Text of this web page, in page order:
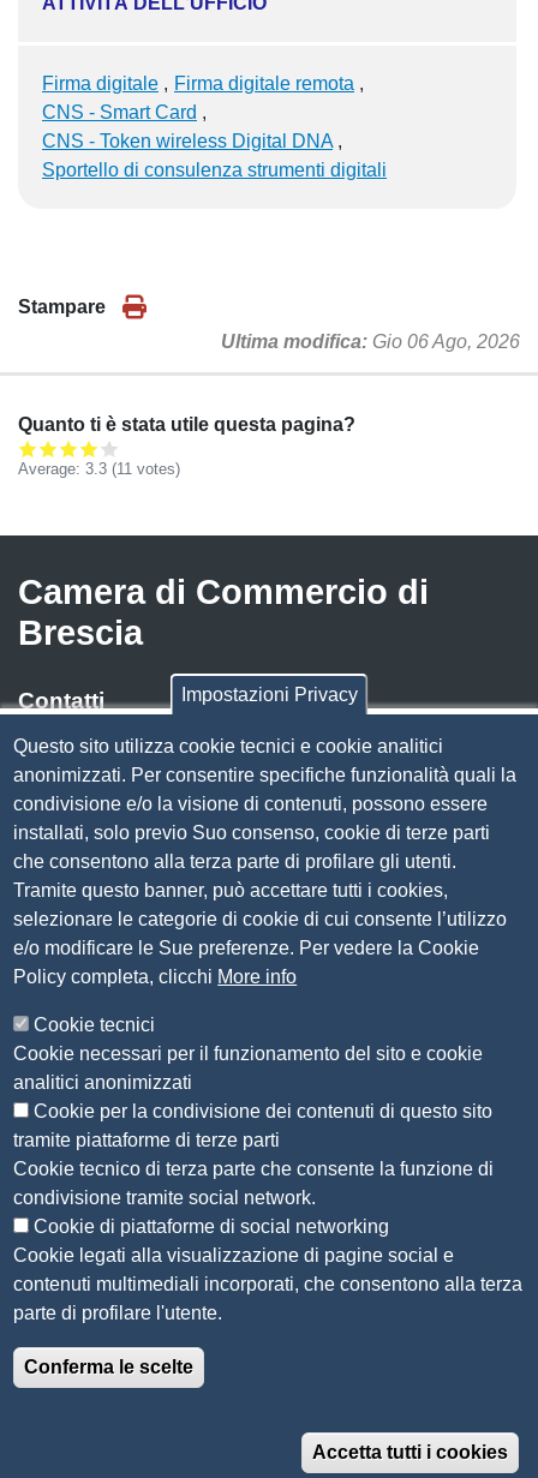
Firma digitale
Firma digitale remota
CNS - Smart Card
CNS - Token wireless Digital DNA
Sportello di consulenza strumenti digitali
Stampare
Ultima modifica
Gio 06 Ago, 2026
Quanto ti è stata utile questa pagina?
Average: 3.3 (11 votes)
Camera di Commercio di
Brescia
Contatti
Via Luigi Einaudi, 23, 25121 Brescia BS
Tel. 030 37251
PECcamera.brescia@bs.legalmail.camcom.it
P.IVA 00859790172
C.F. 80013870177
Contatti
Amministrazione Trasparente
Organizzazione
Bandi di concorso
Bandi di gara e contratti
Provvedimenti
Attività e procedimenti
Seguici su
Sito web
Accesso riservato
Mappa del sito
Impostazioni Privacy
Questo sito utilizza cookie tecnici e cookie analitici
anonimizzati. Per consentire specifiche funzionalità quali la
condivisione e/o la visione di contenuti, possono essere
installati, solo previo Suo consenso, cookie di terze parti
che consentono alla terza parte di profilare gli utenti.
Tramite questo banner, può accettare tutti i cookies,
selezionare le categorie di cookie di cui consente l’utilizzo
e/o modificare le Sue preferenze. Per vedere la Cookie
Policy completa, clicchi More info
Cookie tecnici
Cookie necessari per il funzionamento del sito e cookie
analitici anonimizzati
Cookie per la condivisione dei contenuti di questo sito
tramite piattaforme di terze parti
Cookie tecnico di terza parte che consente la funzione di
condivisione tramite social network.
Cookie di piattaforme di social networking
Cookie legati alla visualizzazione di pagine social e
contenuti multimediali incorporati, che consentono alla terza
parte di profilare l'utente.
Conferma le scelte
Accetta tutti i cookies